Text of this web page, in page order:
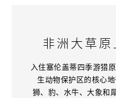
非洲大草
入住塞伦盖蒂四季游猎
生动物保护区的核心
狮、豹、水牛、大象和